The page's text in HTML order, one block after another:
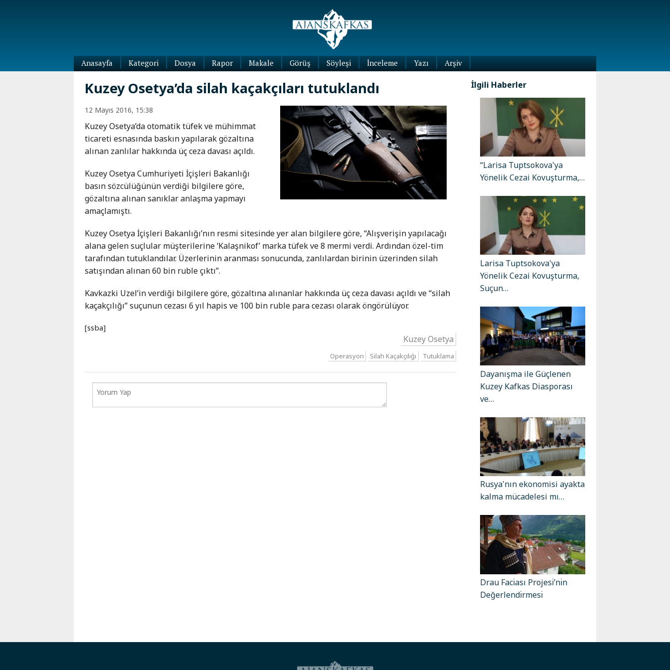
Anasayfa
Kategori
Dünya
Abhazya
Adıgey
Çeçenya
Dağıstan
Güney
Osetya
İnguşetya
Karaçay-
Çerkes
Krasnodar
Kray
Osetya
Stavropol
Kafkas-
Ötesi
Azerbaycan
Ermenistan
Dosya Rapor Makale Görüş Söyleşi İnceleme
Yazı
Yazıları
Arşiv
Kuzey Osetya’da silah kaçakçıları tutuklandı
12 Mayıs 2016, 15:38
Kuzey Osetya’da otomatik tüfek ve mühimmat
ticareti esnasında baskın yapılarak gözaltına
alınan zanlılar hakkında üç ceza davası açıldı.
Kuzey Osetya Cumhuriyeti İçişleri Bakanlığı
basın sözcülüğünün verdiği bilgilere göre,
gözaltına alınan sanıklar anlaşma yapmayı
amaçlamıştı.
Kuzey Osetya İçişleri Bakanlığı’nın resmi sitesinde yer alan bilgilere göre, “Alışverişin yapılacağı
alana gelen suçlular müşterilerine ‘Kalaşnikof’ marka tüfek ve 8 mermi verdi. Ardından özel-tim
tarafından tutuklandılar. Üzerlerinin aranması sonucunda, zanlılardan birinin üzerinden silah
satışından alınan 60 bin ruble çıktı”.
Kavkazki Uzel’in verdiği bilgilere göre, gözaltına alınanlar hakkında üç ceza davası açıldı ve “silah
kaçakçılığı” suçunun cezası 6 yıl hapis ve 100 bin ruble para cezası olarak öngörülüyor.
[ssba]
Kuzey Osetya
Operasyon Silah Kaçakçılığı Tutuklama
İlgili Haberler
“Larisa Tuptsokova'ya
Yönelik Cezai Kovuşturma,…
Larisa Tuptsokova'ya
Yönelik Cezai Kovuşturma,
Suçun…
Dayanışma ile Güçlenen
Kuzey Kafkas Diasporası
ve…
Rusya'nın ekonomisi ayakta
kalma mücadelesi mı…
Drau Facı̇ası Projesı̇’nı̇n
Değerlendı̇rmesı̇